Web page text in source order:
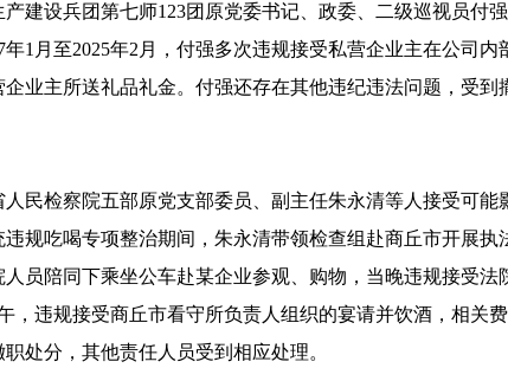
产建设兵团第七师123团原党委书记、政委、二级巡视员付
年1月至2025年2月，付强多次违规接受私营企业主在公司
业主所送礼品礼金。付强还存在其他违纪违法问题，受到
人民检察院五部原党支部委员、副主任朱永清等人接受可
违规吃喝专项整治期间，朱永清带领检查组赴商丘市开展
人员陪同下乘坐公车赴某企业参观、购物，当晚违规接受
，违规接受商丘市看守所负责人组织的宴请并饮酒，相关
处分，其他责任人员受到相应处理。